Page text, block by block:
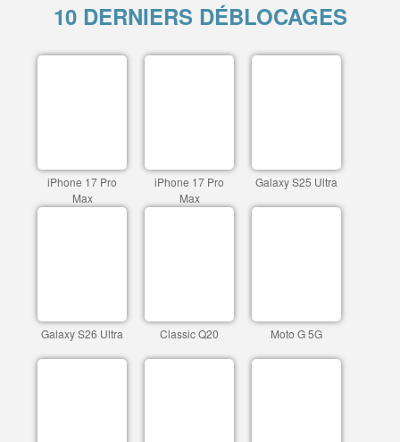
10 DERNIERS DÉBLOCAGES
iPhone 17 Pro
Max
iPhone 17 Pro
Max
Galaxy S25 Ultra
Galaxy S26 Ultra Classic Q20 Moto G 5G